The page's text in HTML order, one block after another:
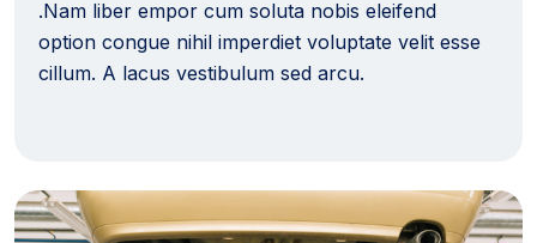
.Nam liber empor cum soluta nobis eleifend
option congue nihil imperdiet voluptate velit esse
cillum. A lacus vestibulum sed arcu.